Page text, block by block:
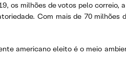
os milhões de votos pelo correio,
Com mais de 70 milhões
americano eleito é o meio